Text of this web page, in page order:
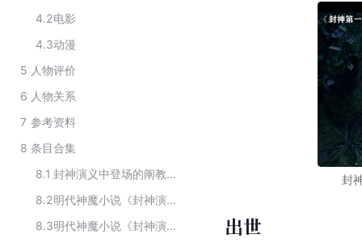
4.2电影
4.3动漫
5 人物评价
6 人物关系
7 参考资料
8 条目合集
8.1
封神演义中登场的阐教角色
8.2
明代神魔小说《封神演义》及其衍生品中的角色
8.3
明代神魔小说《封神演义》里的人物
封
出世